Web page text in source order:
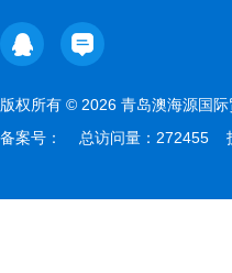
版权所有 © 2026 青岛澳海源国
备案号：
总访问量：272455